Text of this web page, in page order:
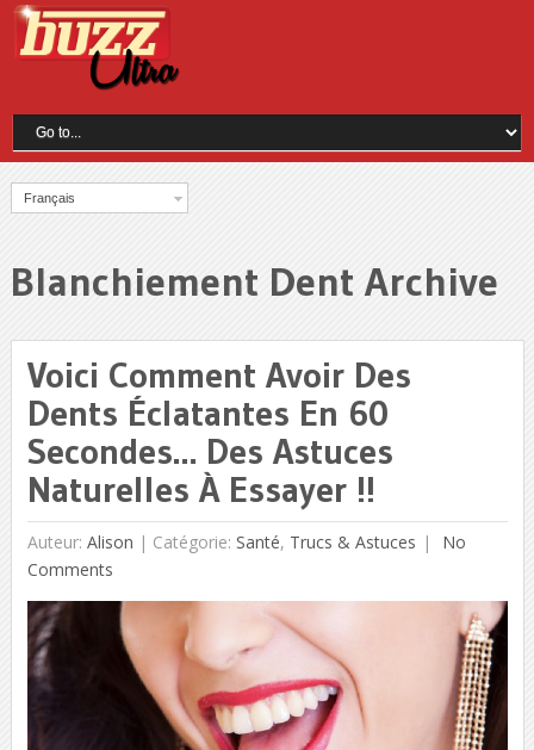
Français
Blanchiement Dent Archive
Voici Comment Avoir Des
Dents Éclatantes En 60
Secondes… Des Astuces
Naturelles À Essayer !!
Auteur: Alison | Catégorie: Santé, Trucs & Astuces
No
Comments